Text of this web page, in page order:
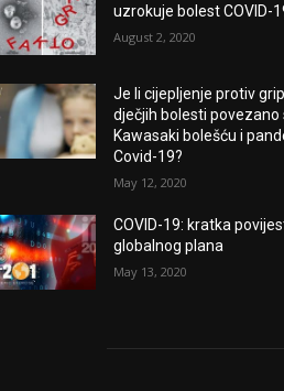
uzrokuje bolest COVID-
August 2, 2020
Je li cijepljenje protiv
dječjih bolesti povezano
Kawasaki bolešću i
Covid-19?
May 12, 2020
COVID-19: kratka
globalnog plana
May 13, 2020